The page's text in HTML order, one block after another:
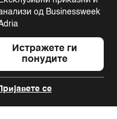
од Businessweek
Истражете ги
понудите
се
and service marks of
displayed with permission
SA Property